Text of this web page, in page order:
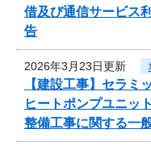
借及び通信サービス
告
2026年3月23日更新
【建設工事】セラミ
ヒートポンプユニッ
整備工事に関する一